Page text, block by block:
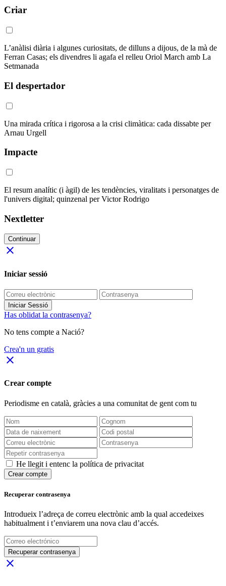
Criar
L’anàlisi diària i algunes curiositats, de dilluns a dijous, de la mà de
Ferran Casas; els divendres li agafa el relleu Oriol March amb La
Setmanada
El despertador
Una mirada crítica i rigorosa a la crisi climàtica: cada dissabte per
Arnau Urgell
Impacte
El resum analític (i àgil) de les tendències, viralitats i personatges de
l'univers digital; quinzenal per Victor Rodrigo
Nextletter
Continuar
close
Iniciar sessió
Iniciar Sessió
Has oblidat la contrasenya?
No tens compte a Nació?
Crea'n un gratis
close
Crear compte
Periodisme en català, gràcies a una comunitat de gent com tu
He llegit i entenc la política de privacitat
Crear compte
Recuperar contrasenya
Introdueix l’adreça de correu electrònic amb la qual accedeixes
habitualment i t’enviarem una nova clau d’accés.
Recuperar contrasenya
close